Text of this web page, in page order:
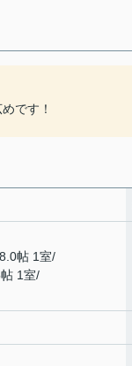
です！
帖 1室/
1室/